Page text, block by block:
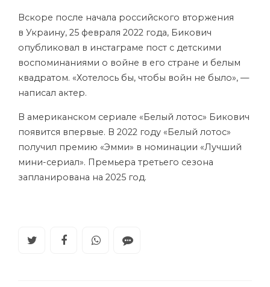
Вскоре после начала российского вторжения
в Украину, 25 февраля 2022 года, Бикович
опубликовал в инстаграме пост с детскими
воспоминаниями о войне в его стране и белым
квадратом. «Хотелось бы, чтобы войн не было», —
написал актер.
В американском сериале «Белый лотос» Бикович
появится впервые. В 2022 году «Белый лотос»
получил премию «Эмми» в номинации «Лучший
мини-сериал». Премьера третьего сезона
запланирована на 2025 год.